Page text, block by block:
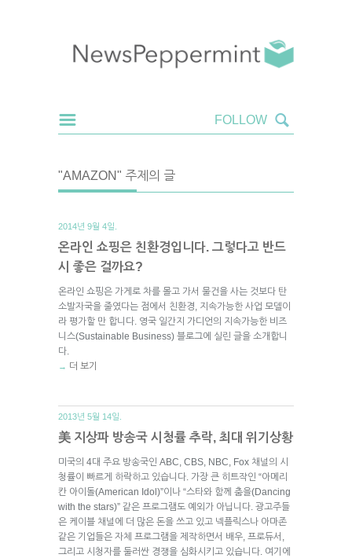
"AMAZON" 주제의 글
2014년 9월 4일.
온라인 쇼핑은 친환경입니다. 그렇다고 반드
시 좋은 걸까요?
온라인 쇼핑은 가게로 차를 몰고 가서 물건을 사는 것보다 탄
소발자국을 줄였다는 점에서 친환경, 지속가능한 사업 모델이
라 평가할 만 합니다. 영국 일간지 가디언의 지속가능한 비즈
니스(Sustainable Business) 블로그에 실린 글을 소개합니
다.
→ 더 보기
2013년 5월 14일.
美 지상파 방송국 시청률 추락, 최대 위기상황
미국의 4대 주요 방송국인 ABC, CBS, NBC, Fox 채널의 시
청률이 빠르게 하락하고 있습니다. 가장 큰 히트작인 “아메리
칸 아이돌(American Idol)”이나 “스타와 함께 춤을(Dancing
with the stars)” 같은 프로그램도 예외가 아닙니다. 광고주들
은 케이블 채널에 더 많은 돈을 쓰고 있고 넥플릭스나 아마존
같은 기업들은 자체 프로그램을 제작하면서 배우, 프로듀서,
그리고 시청자를 둘러싼 경쟁을 심화시키고 있습니다. 여기에